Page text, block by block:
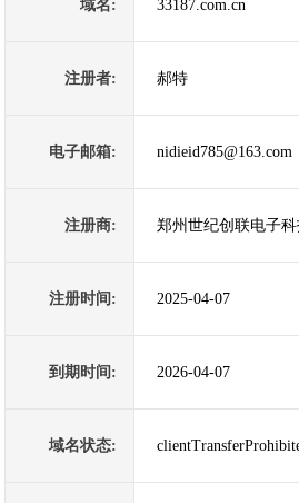
域名: 33187.com.cn
注册者: 郝特
电子邮箱: nidieid785@163.com
注册商: 郑州世纪创联电子
注册时间: 2025-04-07
到期时间: 2026-04-07
域名状态: